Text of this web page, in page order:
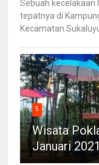
Sebuah kecelakaan
tepatnya di
Kecamatan
5
Wisata
Januari